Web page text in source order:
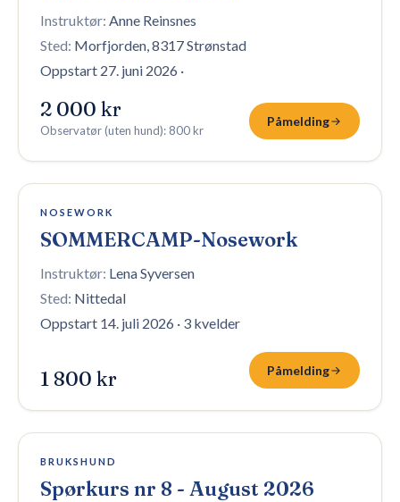
Instruktør: Anne Reinsnes
Sted: Morfjorden, 8317 Strønstad
Oppstart 27. juni 2026 ·
2 000 kr
Observatør (uten hund): 800 kr
Påmelding
Påmelding stengt
NOSEWORK
SOMMERCAMP-Nosework
Instruktør: Lena Syversen
Sted: Nittedal
Oppstart 14. juli 2026 · 3 kvelder
1 800 kr Påmelding
2 plasser igjen
BRUKSHUND
Spørkurs nr 8 - August 2026